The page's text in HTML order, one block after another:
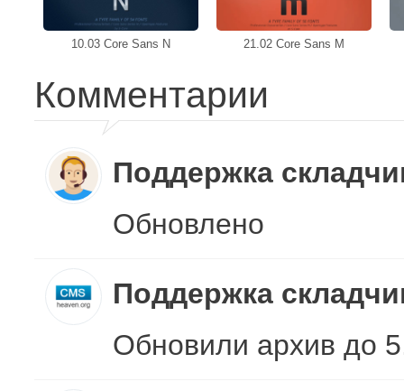
10.03 Core Sans N 21.02 Core Sans M
Комментарии
Поддержка
Обновлено
Поддержка
Обновили архив до